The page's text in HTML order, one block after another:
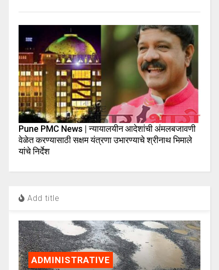
Pune PMC News | न्यायालयीन आदेशांची अंमलबजावणी
वेळेत करण्यासाठी सक्षम यंत्रणा उभारण्याचे श्रीनाथ भिमाले
यांचे निर्देश
Add title
ADMINISTRATIVE